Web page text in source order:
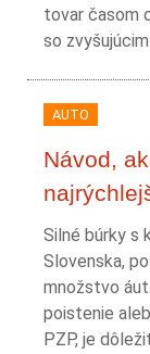
tovar časom
so
AUTO
Návod,
Silné búrky s
Slovenska,
množstvo
poistenie
PZP, je